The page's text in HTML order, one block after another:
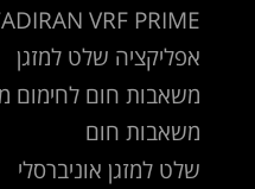
VRF PRIME
אפליקציה שלט למזגן
משאבות חום לחימום
משאבות חום
שלט למזגן אוניברסלי